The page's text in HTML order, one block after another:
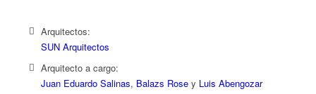
Arquitectos:
SUN Arquitectos
Arquitecto a cargo:
Juan Eduardo Salinas, Balazs Rosey Luis Abengozar